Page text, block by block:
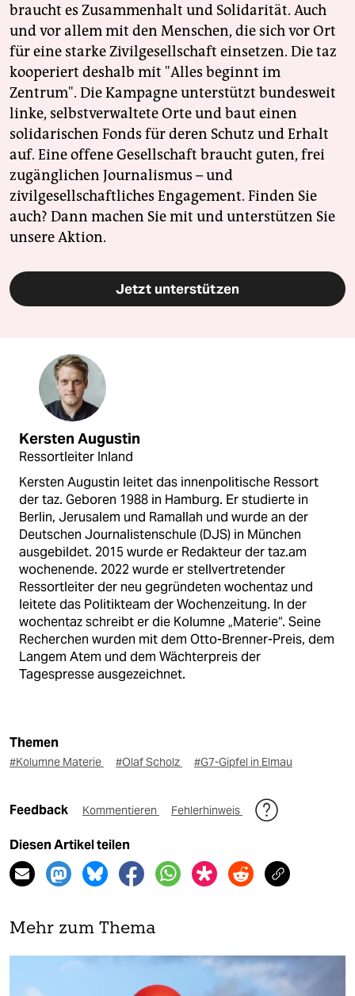
braucht es Zusammenhalt und Solidarität. Auch
und vor allem mit den Menschen, die sich vor Ort
für eine starke Zivilgesellschaft einsetzen. Die taz
kooperiert deshalb mit "Alles beginnt im
Zentrum". Die Kampagne unterstützt bundesweit
linke, selbstverwaltete Orte und baut einen
solidarischen Fonds für deren Schutz und Erhalt
auf. Eine offene Gesellschaft braucht guten, frei
zugänglichen Journalismus – und
zivilgesellschaftliches Engagement. Finden Sie
auch? Dann machen Sie mit und unterstützen Sie
unsere Aktion.
Jetzt unterstützen
Kersten Augustin
Ressortleiter Inland
Kersten Augustin leitet das innenpolitische Ressort
der taz. Geboren 1988 in Hamburg. Er studierte in
Berlin, Jerusalem und Ramallah und wurde an der
Deutschen Journalistenschule (DJS) in München
ausgebildet. 2015 wurde er Redakteur der taz.am
wochenende. 2022 wurde er stellvertretender
Ressortleiter der neu gegründeten wochentaz und
leitete das Politikteam der Wochenzeitung. In der
wochentaz schreibt er die Kolumne „Materie“. Seine
Recherchen wurden mit dem Otto-Brenner-Preis, dem
Langem Atem und dem Wächterpreis der
Tagespresse ausgezeichnet.
Themen
#Kolumne Materie #Olaf Scholz #G7-Gipfel in Elmau
Feedback Kommentieren Fehlerhinweis
Diesen Artikel teilen
Mehr zum Thema